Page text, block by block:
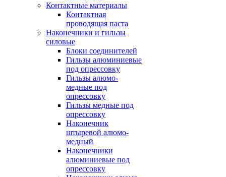
Контактные материалы
Контактная
проводящая паста
Наконечники и гильзы
силовые
Блоки соединителей
Гильзы алюминиевые
под опрессовку
Гильзы алюмо-
медные под
опрессовку
Гильзы медные под
опрессовку
Наконечник
штыревой алюмо-
медный
Наконечники
алюминиевые под
опрессовку